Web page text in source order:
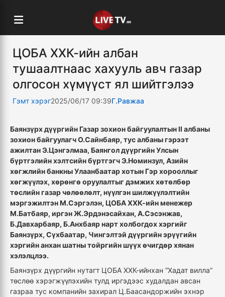
ЦОБА ХХК-ийн албан
тушаалтнаас хахууль авч газар
олгосон хүмүүст ял шийтгэлээ
Гэмт хэрэг2025/06/17 09:39Г.Равжаа
Баянзүрх дүүргийн Газар зохион байгуулалтын II албаны
зохион байгуулагч О.Сайнбаяр, тус албаны гэрээт
ажилтан Э.Цэнгэлмаа, Баянгол дүүргийн Улсын
бүртгэлийн хэлтсийн бүртгэгч Э.Номинзул, Азийн
хөгжлийн банкны Улаанбаатар хотын Гэр хорооллыг
хөгжүүлэх, хөрөнгө оруулалтыг дэмжих хөтөлбөр
төслийн газар чөлөөлөлт, нүүлгэн шилжүүлэлтийн
мэргэжилтэн М.Сэргэлэн, ЦОБА ХХК-ийн менежер
М.Батбаяр, иргэн Ж.Эрдэнэсайхан, А.Сэсэнжав,
Б.Давхарбаяр, Б.Анхбаяр нарт холбогдох хэргийг
Баянзүрх, Сүхбаатар, Чингэлтэй дүүргийн эрүүгийн
хэргийн анхан шатны тойргийн шүүх өчигдөр хянан
хэлэлцлээ.
Баянзүрх дүүргийн нутагт ЦОБА ХХК-ийнхан “Хадат вилла”
төслөө хэрэгжүүлэхийн тулд иргэдээс худалдан авсан
газраа тус компанийн захирал Ц.Баасандоржийн эхнэр